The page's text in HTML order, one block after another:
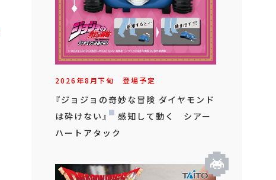
2026年8月下旬 登場予定
『ジョジョの奇妙な冒険 ダイヤモンド
は砕けない』 感知して動く シアー
ハートアタック